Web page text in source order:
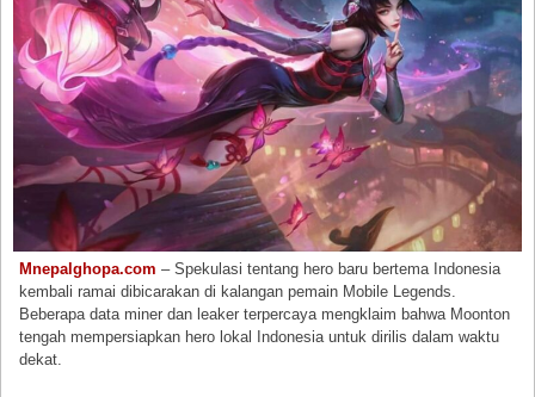
Mnepalghopa.com – Spekulasi tentang hero baru bertema Indonesia
kembali ramai dibicarakan di kalangan pemain Mobile Legends.
Beberapa data miner dan leaker terpercaya mengklaim bahwa Moonton
tengah mempersiapkan hero lokal Indonesia untuk dirilis dalam waktu
dekat.